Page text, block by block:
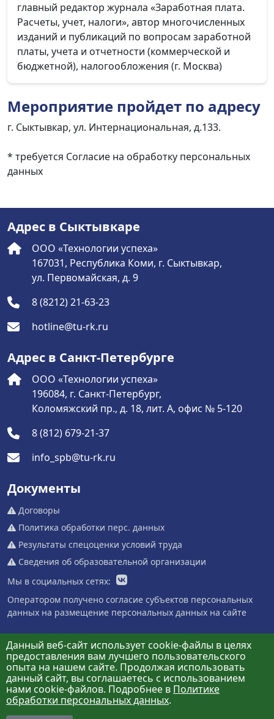
главный редактор журнала «Заработная плата.
Расчеты, учет, налоги», автор многочисленных
изданий и публикаций по вопросам заработной
платы, учета и отчетности (коммерческой и
бюджетной), налогообложения (г. Москва)
Мероприятие пройдет по адресу
г. Сыктывкар, ул. Интернациональная, д.133.
* требуется Согласие на обработку персональных
данных
Адрес в Сыктывкаре
ООО «Технологии успеха»
167031, Республика Коми, г. Сыктывкар,
ул. Первомайская, д. 9
8 (8212) 21-63-23
hotline@tu-rk.ru
Адрес в Санкт-Петербурге
ООО «Технологии успеха»
196084, г. Санкт-Петербург,
Коломяжский пр., д. 18, лит. А, офис № 5-120
8 (812) 679-21-37
info_spb@tu-rk.ru
Документы
Договоры
Политика обработки перс. данных
Результаты спецоценки условий труда
Сведения об образовательной организации
Мы в социальных сетях:
Оператором получено согласие субъектов персональных
данных на размещение персональных данных на сайте
Данный веб-сайт использует cookie-файлы в целях
предоставления вам лучшего пользовательского
опыта на нашем сайте. Продолжая использовать
данный сайт, вы соглашаетесь с использованием
нами cookie-файлов. Подробнее в Политике
обработки персональных данных.